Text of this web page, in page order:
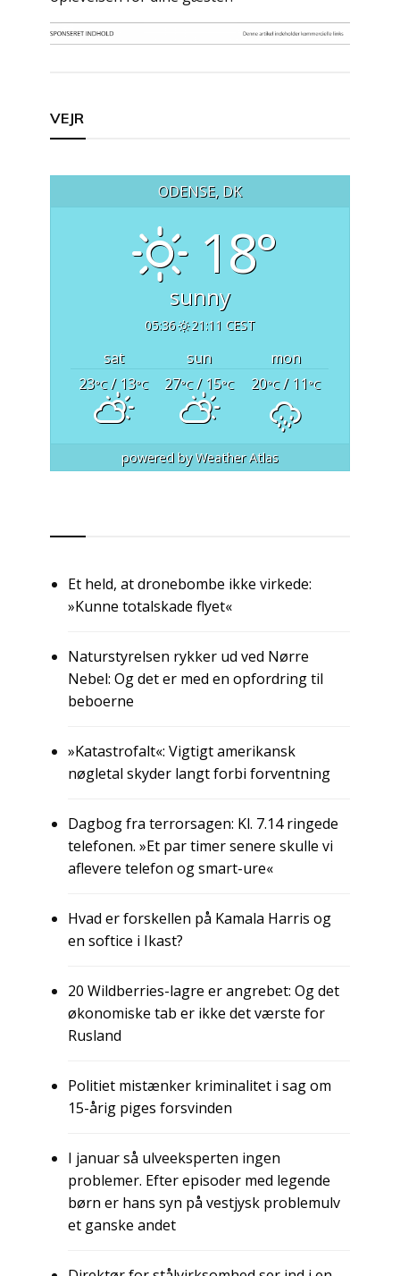
VEJR
ODENSE, DK
18°
sunny
05:36 21:11 CEST
sat sun
mon
23°C/ 13°C 27°C/ 15°C 20°C/ 11°C
powered byWeather Atlas
Et held, at dronebombe ikke virkede:
»Kunne totalskade flyet«
Naturstyrelsen rykker ud ved Nørre
Nebel: Og det er med en opfordring til
beboerne
»Katastrofalt«: Vigtigt amerikansk
nøgletal skyder langt forbi forventning
Dagbog fra terrorsagen: Kl. 7.14 ringede
telefonen. »Et par timer senere skulle vi
aflevere telefon og smart-ure«
Hvad er forskellen på Kamala Harris og
en softice i Ikast?
20 Wildberries-lagre er angrebet: Og det
økonomiske tab er ikke det værste for
Rusland
Politiet mistænker kriminalitet i sag om
15-årig piges forsvinden
I januar så ulveeksperten ingen
problemer. Efter episoder med legende
børn er hans syn på vestjysk problemulv
et ganske andet